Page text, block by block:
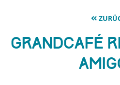
Grandcafé